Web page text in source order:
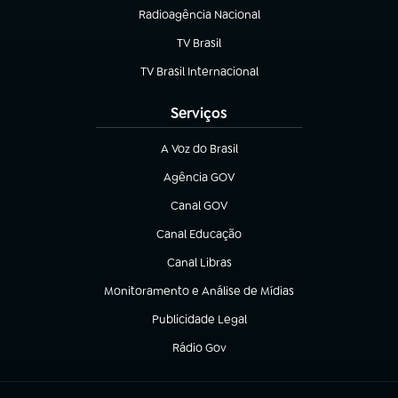
Radioagência Nacional
(abre em nova aba)
TV Brasil
(abre em nova aba)
TV Brasil Internacional
(abre em nova aba)
Serviços
A Voz do Brasil
(abre em nova aba)
Agência GOV
(abre em nova aba)
Canal GOV
(abre em nova aba)
Canal Educação
(abre em nova aba)
Canal Libras
(abre em nova aba)
Monitoramento e Análise de Mídias
(abre em nova aba)
Publicidade Legal
(abre em nova aba)
Rádio Gov
(abre em nova aba)